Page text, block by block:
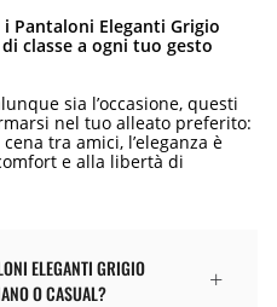
Pantaloni Eleganti Grigio
classe a ogni tuo gesto
sia l’occasione, questi
nel tuo alleato preferito:
tra amici, l’eleganza è
e alla libertà di
ELEGANTI GRIGIO
O CASUAL?